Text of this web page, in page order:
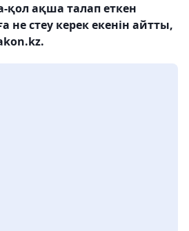
қол ақша талап еткен
не стеу керек екенін айтты,